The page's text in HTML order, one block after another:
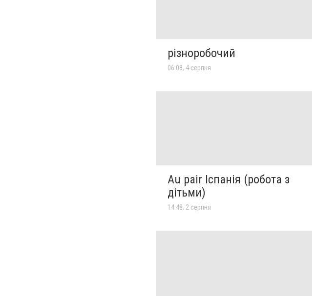
різноробочий
06:08, 4 серпня
Au pair Іспанія (робота з
дітьми)
14:48, 2 серпня